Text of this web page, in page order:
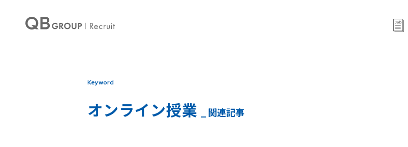
Keyword
オンライン授業 _ 関連記事